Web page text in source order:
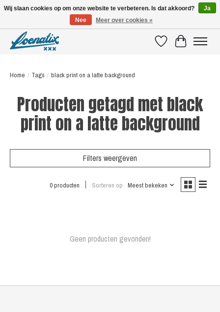
VerlanglijstWinkelwagen
Home / Tags / black print on a latte background
Producten getagd met black
print on a latte background
Filters weergeven
0 producten Sorteren op Meest bekeken
Geen producten gevonden!
Wij slaan cookies op om onze website te verbeteren. Is dat akkoord?
Ja
Nee
Meer over cookies »